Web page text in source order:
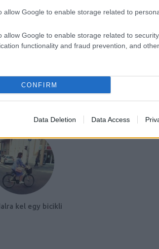
allow Google to enable storage related to
allow Google to enable storage related to
functionality and fraud prevention, and
CONFIRM
Data Deletion Data Access
kel egy bicikli